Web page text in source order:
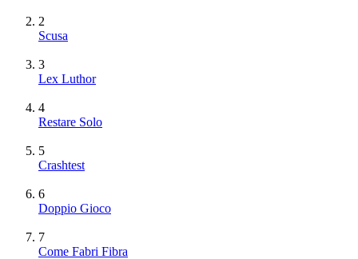
2
Scusa
3
Lex Luthor
4
Restare Solo
5
Crashtest
6
Doppio Gioco
7
Come Fabri Fibra